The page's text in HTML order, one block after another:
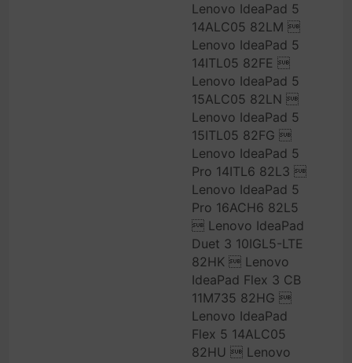
Lenovo IdeaPad 5
14ALC05 82LM 
Lenovo IdeaPad 5
14ITL05 82FE 
Lenovo IdeaPad 5
15ALC05 82LN 
Lenovo IdeaPad 5
15ITL05 82FG 
Lenovo IdeaPad 5
Pro 14ITL6 82L3 
Lenovo IdeaPad 5
Pro 16ACH6 82L5
 Lenovo IdeaPad
Duet 3 10IGL5-LTE
82HK  Lenovo
IdeaPad Flex 3 CB
11M735 82HG 
Lenovo IdeaPad
Flex 5 14ALC05
82HU  Lenovo